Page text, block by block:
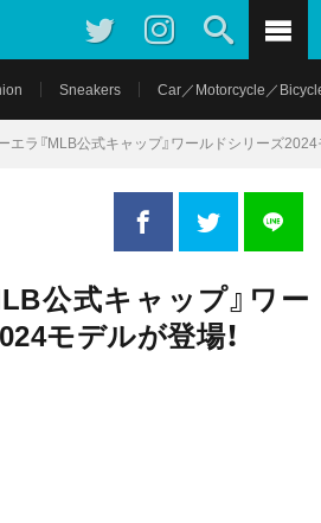
Sneakers Car／Motorcycle／
エラ『MLB公式キャップ』ワールドシリーズ2024
公式キャップ』ワー
モデルが登場！